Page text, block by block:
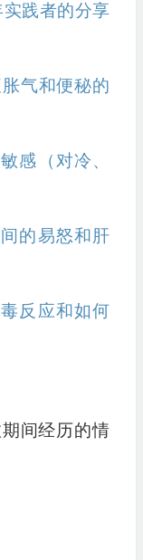
践者的分享
气和便秘的
感（对冷、
的易怒和肝
反应和如何
间经历的情